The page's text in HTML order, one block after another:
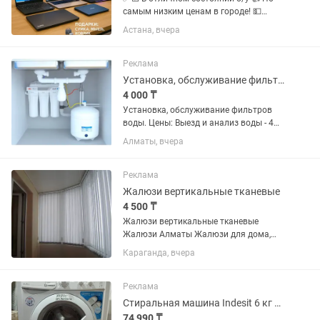
самым низким ценам в городе! 💵
Покупка 💰 Продажа 🔃 Trade in 🧾 Есть
большой выбор Офисных, Игровых
ноутбуки разных...
Астана, вчера
Реклама
Установка, обслуживание фильтров воды.
4 000 ₸
Установка, обслуживание фильтров
воды. Цены: Выезд и анализ воды - 4
000 Установка трехступенчатого
фильтра - 8 000 Установка фильтра
картриджей - 2000 за...
Алматы, вчера
Реклама
Жалюзи вертикальные тканевые
4 500 ₸
Жалюзи вертикальные тканевые
Жалюзи Алматы Жалюзи для дома,
офиса, школы Выезд, замеры и расчет
стоимости БЕСПЛАТНО Качественный
каталог тканей БОЛЕЕ 150...
Караганда, вчера
Реклама
Стиральная машина Indesit 6 кг НА ГАРАНТИИ